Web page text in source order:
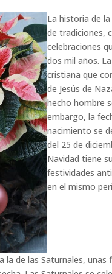
La historia de
de tradiciones,
celebraciones
dos mil años.
cristiana que
de Jesús de
hecho hombre
embargo, la
nacimiento se
del 25 de
Navidad tiene
festividades
en el mismo
la de las Saturnales,